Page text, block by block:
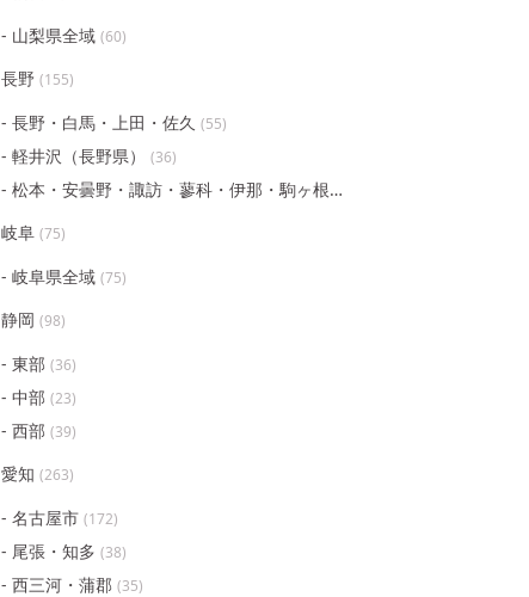
山梨県全域 (60)
長野 (155)
長野・白馬・上田・佐久 (55)
軽井沢（長野県） (36)
松本・安曇野・諏訪・蓼科・伊那・駒ヶ根・飯田
岐阜 (75)
岐阜県全域 (75)
静岡 (98)
東部 (36)
中部 (23)
西部 (39)
愛知 (263)
名古屋市 (172)
尾張・知多 (38)
西三河・蒲郡 (35)